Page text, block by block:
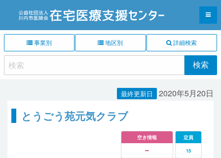
事業別 地区別 詳細検索
最終更新日 2020年5月20日
とうごう苑元気クラブ
空き情報
定員
15